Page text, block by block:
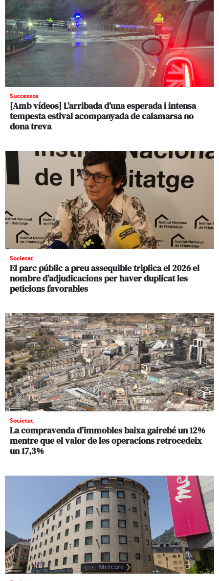
Successos
[Amb vídeos] L’arribada d’una esperada i intensa
tempesta estival acompanyada de calamarsa no
dona treva
Societat
El parc públic a preu assequible triplica el 2026 el
nombre d’adjudicacions per haver duplicat les
peticions favorables
Societat
La compravenda d’immobles baixa gairebé un 12%
mentre que el valor de les operacions retrocedeix
un 17,3%